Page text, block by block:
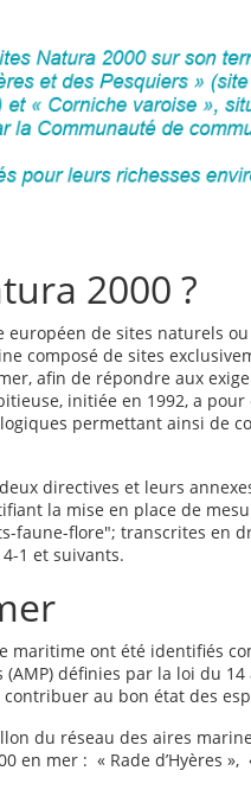
2000 ?
européen de sites naturels
composé de sites
afin de répondre aux
initiée en 1992, a
permettant ainsi de
directives et leurs
la mise en place de
faune-flore"; transcrites en
1 et suivants.
maritime ont été identifiés
définies par la loi du
au bon état des
du réseau des aires
en mer : « Rade d’Hyères